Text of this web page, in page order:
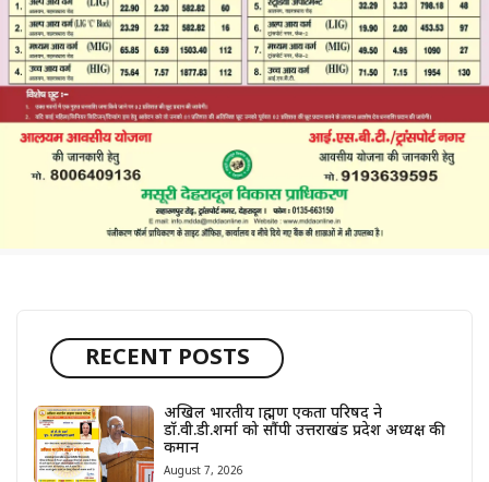
RECENT POSTS
अखिल भारतीय ब्राह्मण एकता परिषद ने
डॉ.वी.डी.शर्मा को सौंपी उत्तराखंड प्रदेश अध्यक्ष की
कमान
August 7, 2026